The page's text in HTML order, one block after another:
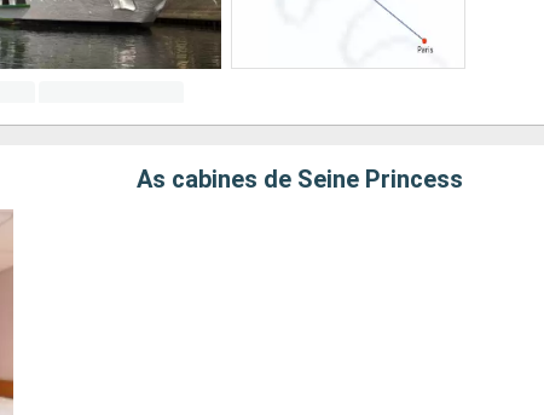
As cabines de Seine Princess